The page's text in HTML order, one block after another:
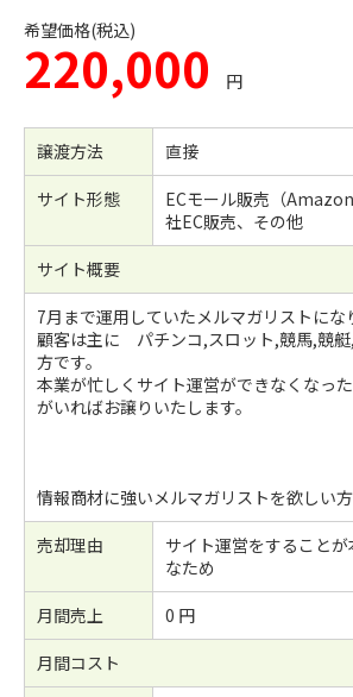
希望価格(税込)
220,000 円
譲渡方法
直接
サイト形態
ECモール販売（
社EC販売、その他
サイト概要
7月まで運用していたメルマガリストにな
顧客は主に パチンコ,スロット,競馬,競艇
方です。
本業が忙しくサイト運営ができなくなっ
がいればお譲りいたします。
情報商材に強いメルマガリストを欲しい方
売却理由
サイト運営をすること
なため
月間売上
0 円
月間コスト